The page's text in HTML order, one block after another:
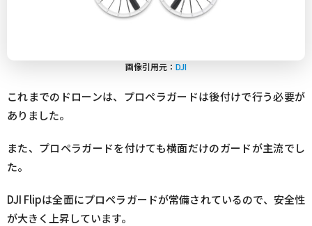
画像引用元： DJI
これまでのドローンは、プロペラガードは後付けで行う必要が
ありました。
また、プロペラガードを付けても横面だけのガードが主流でし
た。
DJI Flipは全面にプロペラガードが常備されているので、安全性
が大きく上昇しています。